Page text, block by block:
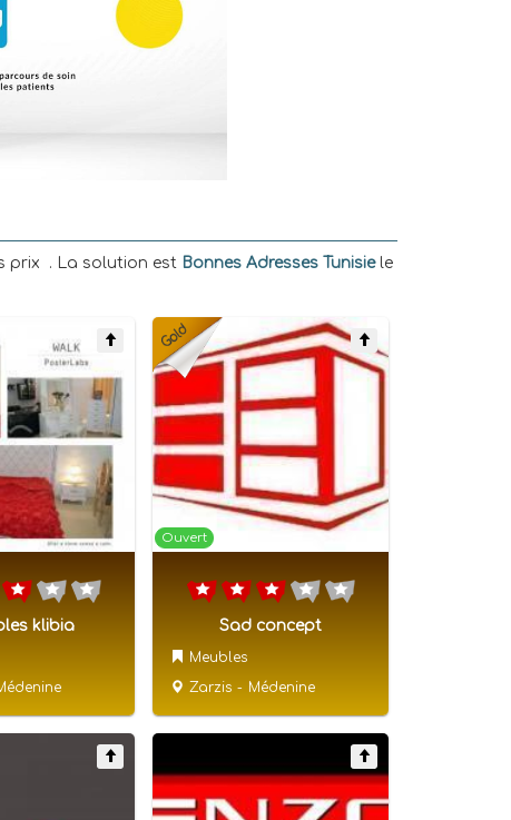
prix . La solution est Bonnes Adresses Tunisie le
klibia
Ouvert
Sad concept
Meubles
Zarzis - Médenine